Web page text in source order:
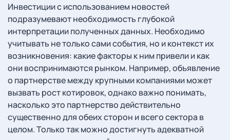
Инвестиции с использованием новостей
подразумевают необходимость глубокой
интерпретации полученных данных. Необходимо
учитывать не только сами события, но и контекст их
возникновения: какие факторы к ним привели и как
они воспринимаются рынком. Например, объявление
о партнерстве между крупными компаниями может
вызвать рост котировок, однако важно понимать,
насколько это партнерство действительно
существенно для обеих сторон и всего сектора в
целом. Только так можно достигнуть адекватной